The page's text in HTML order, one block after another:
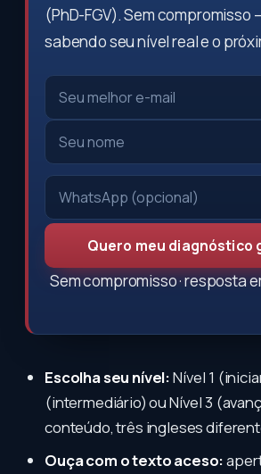
(PhD-FGV). Sem compromisso
sabendo seu nível real e o
Quero meu diagnóstico
Sem compromisso · resposta
Escolha seu nível:Nível 1
(intermediário) ou Nível 3
conteúdo, três ingleses
Ouça com o texto aceso: